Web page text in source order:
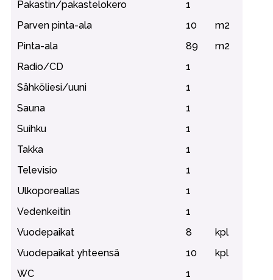
Pakastin/pakastelokero
1
Parven pinta-ala
10
m2
Pinta-ala
89
m2
Radio/CD
1
Sähköliesi/uuni
1
Sauna
1
Suihku
1
Takka
1
Televisio
1
Ulkoporeallas
1
Vedenkeitin
1
Vuodepaikat
8
kpl
Vuodepaikat yhteensä
10
kpl
WC
1